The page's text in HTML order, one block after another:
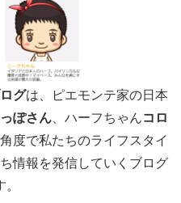
グは、ピエモンテ家の日本
ぽさん 、ハーフちゃんコロ
度で私たちのライフスタイ
情報を発信していくブログ